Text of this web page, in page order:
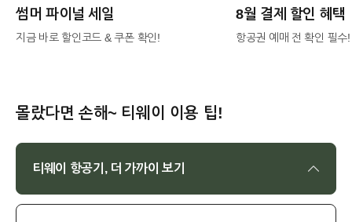
썸머 파이널 세일
지금 바로 할인코드 & 쿠폰 확인!
8월 결제 할인 혜택
항공권 예매 전 확인 필수!
몰랐다면 손해~ 티웨이 이용 팁!
티웨이 항공기, 더 가까이 보기